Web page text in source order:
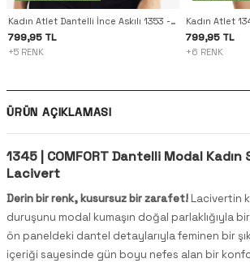
Kadın Atlet Dantelli İnce Askılı 1353 - Lacivert
799,95 TL
+5 RENK
Kadın Atlet
799,95 TL
+6 RENK
ÜRÜN AÇIKLAMASI
1345 | COMFORT Dantelli Modal
Lacivert
Derin bir renk, kusursuz bir zarafet! Lacivertin
duruşunu modal kumaşın doğal parlaklığıyla
ön paneldeki dantel detaylarıyla feminen bir
içeriği sayesinde gün boyu nefes alan bir